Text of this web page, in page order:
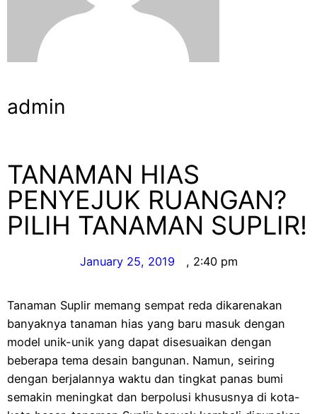
admin
TANAMAN HIAS
PENYEJUK RUANGAN?
PILIH TANAMAN SUPLIR!
January 25, 2019 , 2:40 pm
Tanaman Suplir memang sempat reda dikarenakan
banyaknya tanaman hias yang baru masuk dengan
model unik-unik yang dapat disesuaikan dengan
beberapa tema desain bangunan. Namun, seiring
dengan berjalannya waktu dan tingkat panas bumi
semakin meningkat dan berpolusi khususnya di kota-